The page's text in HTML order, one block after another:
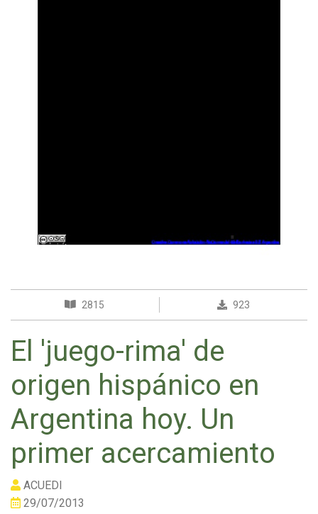
2815 923
El 'juego-rima' de
origen hispánico en
Argentina hoy. Un
primer acercamiento
ACUEDI
29/07/2013